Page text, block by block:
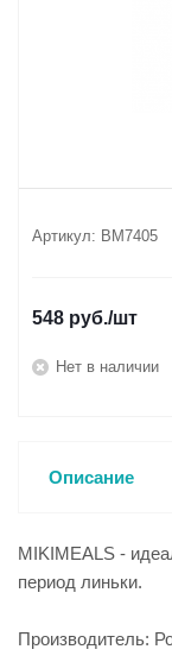
Артикул: BM7405
548 руб./шт
Нет в наличии
Описание
MIKIMEALS -
период линьки.
Производитель: